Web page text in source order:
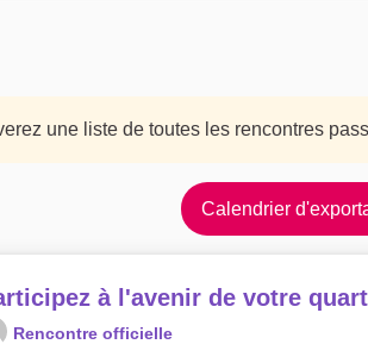
une liste de toutes les rencontres
Calendrier
à l'avenir de votre
Rencontre officielle